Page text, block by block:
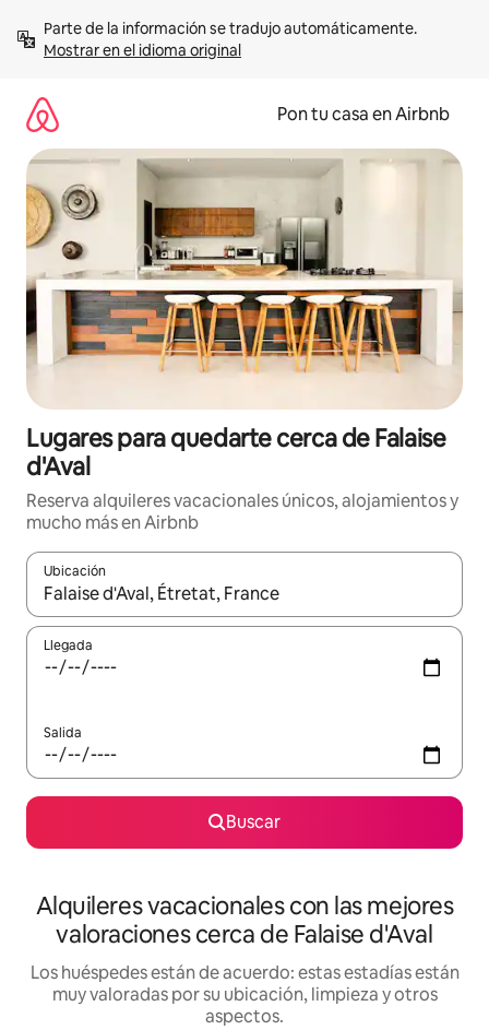
contenidoMostrar en el idioma original
Pon tu casa en Airbnb
Lugares para quedarte cerca de Falaise
d'Aval
Reserva alquileres vacacionales únicos, alojamientos y
mucho más en Airbnb
Ubicación
Cuando los resultados estén disponibles, navega con las
Llegada
Salida
Buscar
Alquileres vacacionales con las mejores
valoraciones cerca de Falaise d'Aval
Los huéspedes están de acuerdo: estas estadías están
muy valoradas por su ubicación, limpieza y otros
aspectos.